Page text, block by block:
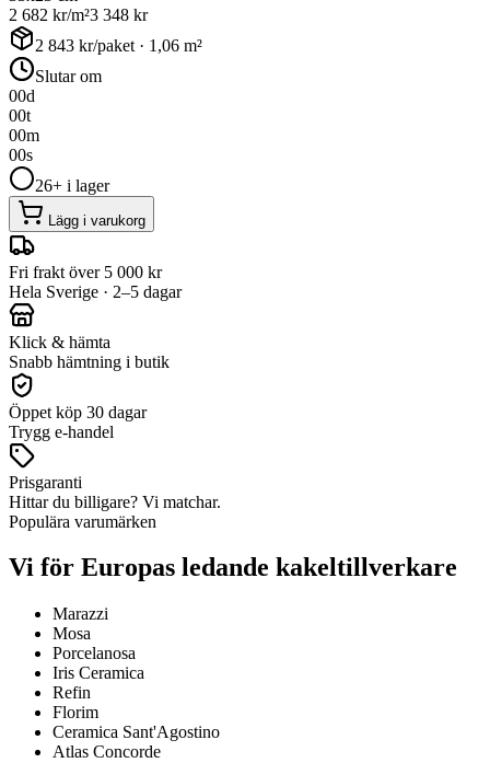
2 682 kr/m²3 348 kr
2 843 kr/paket · 1,06 m²
Slutar om
00d
00t
00m
00s
26+ i lager
Lägg i varukorg
Fri frakt över 5 000 kr
Hela Sverige · 2–5 dagar
Klick & hämta
Snabb hämtning i butik
Öppet köp 30 dagar
Trygg e-handel
Prisgaranti
Hittar du billigare? Vi matchar.
Populära varumärken
Vi för Europas ledande kakeltillverkare
Marazzi
Mosa
Porcelanosa
Iris Ceramica
Refin
Florim
Ceramica Sant'Agostino
Atlas Concorde